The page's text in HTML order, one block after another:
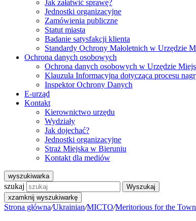
Jak załatwić sprawę?
Jednostki organizacyjne
Zamówienia publiczne
Statut miasta
Badanie satysfakcji klienta
Standardy Ochrony Małoletnich w Urzędzie
Ochrona danych osobowych
Ochrona danych osobowych w Urzędzie
Klauzula Informacyjna dotycząca procesu
Inspektor Ochrony Danych
E-urząd
Kontakt
Kierownictwo urzędu
Wydziały
Jak dojechać?
Jednostki organizacyjne
Straż Miejska w Bieruniu
Kontakt dla mediów
wyszukiwarka
szukaj
Wyszukaj
xzamknij wyszukiwarkę
Strona główna/Ukrainian/MICTO/Meritorious for the Town